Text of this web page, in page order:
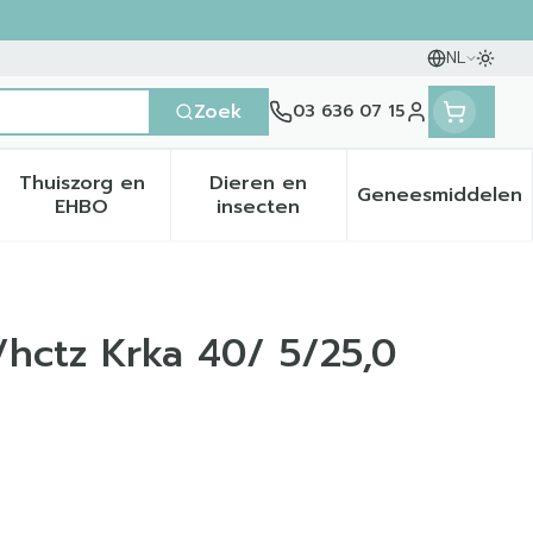
NL
Talen
Zoek 03 636 07 15
Klant menu
categorie
50+ categorie
voor Natuur geneeskunde categorie
Thuiszorg en
EHBOToon submenu voor Thuiszorg en EHBO
Dieren en
insectenToon submenu voor
Geneesmiddelen
Toon
Krka 40/ 5/25,0